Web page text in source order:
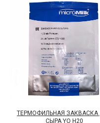
ТЕРМОФИЛЬНАЯ ЗАКВАСКА
СЫРА YO H20